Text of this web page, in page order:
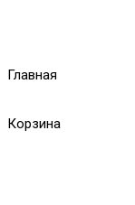
Главная
Корзина